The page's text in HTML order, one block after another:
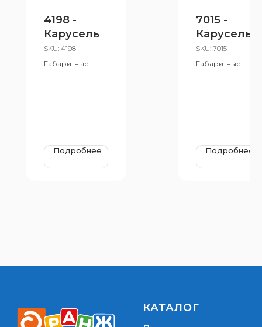
4198 -
Карусель
SKU: 4198
Габаритные
Подробнее
7015 -
Карусель
с
подвесам
SKU: 7015
Габаритные
Подробнее
КАТАЛОГ